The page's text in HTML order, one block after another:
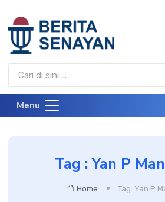
Menu
Tag : Yan P
Home Tag: Yan P